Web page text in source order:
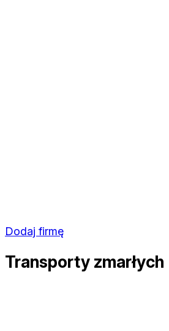
Dodaj firmę
Transporty zmarłych